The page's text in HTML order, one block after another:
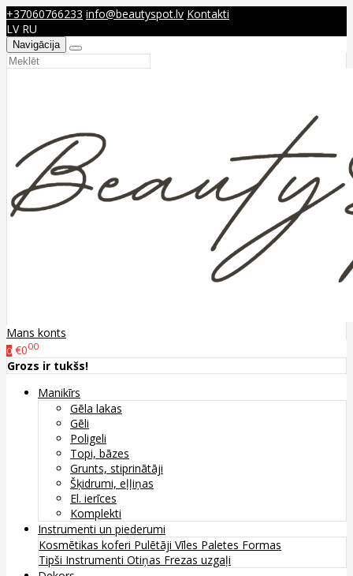
+37060766233 info@beautyspot.lv Kontakti
LV RU
Navigācija
Mans konts
0 €000
Grozs ir tukšs!
Manikīrs
Gēla lakas
Gēli
Poligeli
Topi, bāzes
Grunts, stiprinātāji
Šķidrumi, eļļiņas
El. ierīces
Komplekti
Instrumenti un piederumi
Kosmētikas koferi Pulētāji Vīles Paletes Formas
Tipši Instrumenti Otiņas Frezas uzgaļi